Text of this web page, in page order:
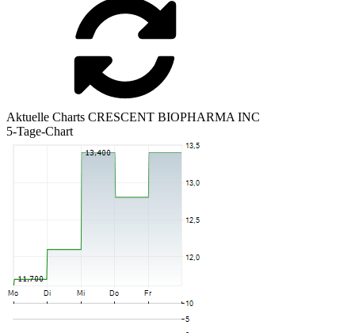
Aktuelle Charts CRESCENT BIOPHARMA INC
5-Tage-Chart